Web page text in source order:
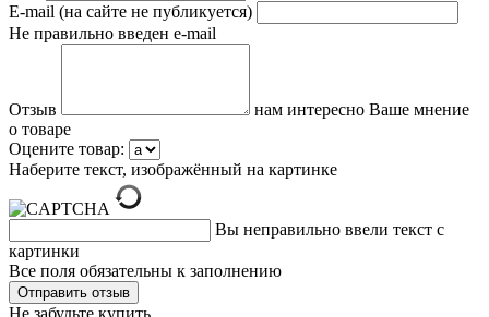
E-mail (на сайте не публикуется)
Не правильно введен e-mail
Отзыв
нам интересно Ваше мнение
о товаре
Оцените товар:
Наберите текст, изображённый на картинке
Вы неправильно ввели текст с
картинки
Все поля обязательны к заполнению